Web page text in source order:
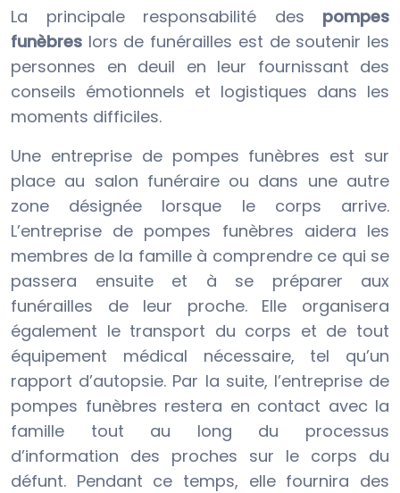
La principale responsabilité des pompes
funèbres lors de funérailles est de soutenir les
personnes en deuil en leur fournissant des
conseils émotionnels et logistiques dans les
moments difficiles.
Une entreprise de pompes funèbres est sur
place au salon funéraire ou dans une autre
zone désignée lorsque le corps arrive.
L’entreprise de pompes funèbres aidera les
membres de la famille à comprendre ce qui se
passera ensuite et à se préparer aux
funérailles de leur proche. Elle organisera
également le transport du corps et de tout
équipement médical nécessaire, tel qu’un
rapport d’autopsie. Par la suite, l’entreprise de
pompes funèbres restera en contact avec la
famille tout au long du processus
d’information des proches sur le corps du
défunt. Pendant ce temps, elle fournira des